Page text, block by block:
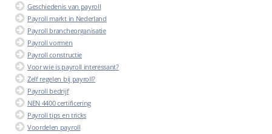
Geschiedenis van payroll
Payroll markt in Nederland
Payroll brancheorganisatie
Payroll vormen
Payroll constructie
Voor wie is payroll interessant?
Zelf regelen bij payroll?
Payroll bedrijf
NEN 4400 certificering
Payroll tips en tricks
Voordelen payroll